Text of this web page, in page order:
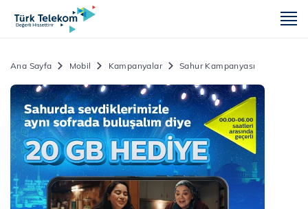
Ana Sayfa Mobil Kampanyalar Sahur Kampanyası